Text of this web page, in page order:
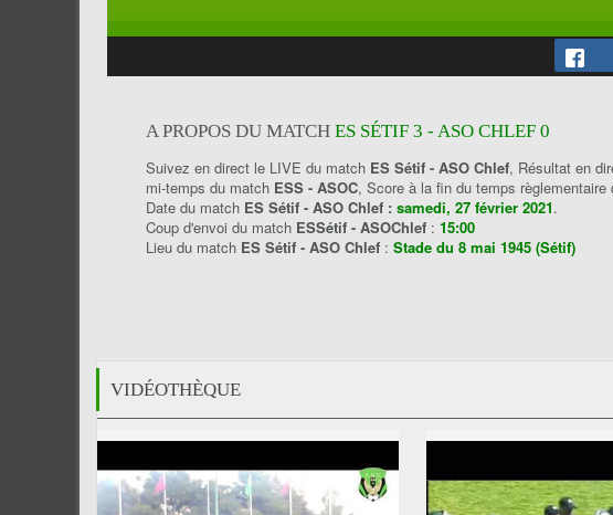
A PROPOS DU MATCH ES SÉTIF 3 - ASO CHLEF 0
Suivez en direct le LIVE du match ES Sétif - ASO Chlef, Résultat en
mi-temps du match ESS - ASOC, Score à la fin du temps règlementaire
Date du match ES Sétif - ASO Chlef : samedi, 27 février 2021.
Coup d'envoi du match ESSétif - ASOChlef : 15:00
Lieu du match ES Sétif - ASO Chlef : Stade du 8 mai 1945 (Sétif)
VIDÉOTHÈQUE